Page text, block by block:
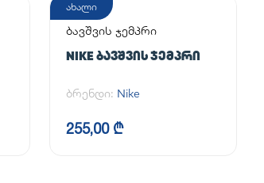
ახალი
ბავშვის ჯემპრი
NIKE ᲑᲐᲕᲨᲕᲘᲡ ᲯᲔᲛᲞᲠᲘ
ბრენდი: Nike
255,00 ₾